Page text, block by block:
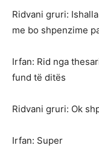
Ridvani gruri:
me bo shpenzime
Irfan: Rid nga
fund të ditës
Ridvani gruri: Ok
Irfan: Super